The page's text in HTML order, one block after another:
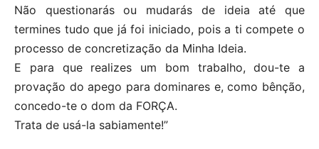
Não questionarás ou mudarás de ideia até que
termines tudo que já foi iniciado, pois a ti compete o
processo de concretização da Minha Ideia.
E para que realizes um bom trabalho, dou-te a
provação do apego para dominares e, como bênção,
concedo-te o dom da FORÇA.
Trata de usá-la sabiamente!”